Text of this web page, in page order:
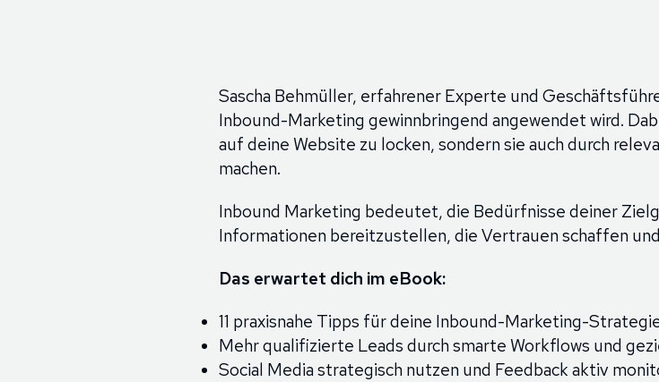
Sascha Behmüller, erfahrener Experte und
Inbound-Marketing gewinnbringend angewendet wird.
auf deine Website zu locken, sondern sie auch durch
machen.
Inbound Marketing bedeutet, die Bedürfnisse deiner
Informationen bereitzustellen, die Vertrauen schaffen
Das erwartet dich im eBook:
11 praxisnahe Tipps für deine Inbound-Marketing-
Mehr qualifizierte Leads durch smarte Workflows und
Social Media strategisch nutzen und Feedback aktiv